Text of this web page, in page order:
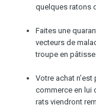
quelques ratons
Faites une
vecteurs de
troupe en pâtisse.
Votre achat
commerce en lui
rats viendront